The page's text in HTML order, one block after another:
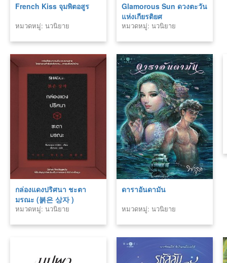
French Kiss จุมพิตอสูร
หมวดหมู่: นวนิยาย
Glamorous Sun ดวงตะวัน
แห่งเกียรติยศ
หมวดหมู่: นวนิยาย
กล่องแดงปริศนา ชะตา
มรณะ (붉은 상자 )
หมวดหมู่: นวนิยาย
ดาราอันดามัน
หมวดหมู่: นวนิยาย